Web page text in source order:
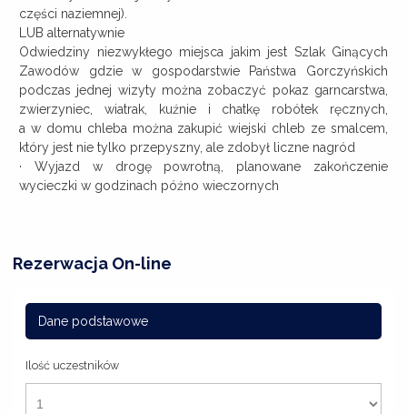
części naziemnej).
LUB alternatywnie
Odwiedziny niezwykłego miejsca jakim jest Szlak Ginących
Zawodów gdzie w gospodarstwie Państwa Gorczyńskich
podczas jednej wizyty można zobaczyć pokaz garncarstwa,
zwierzyniec, wiatrak, kuźnie i chatkę robótek ręcznych,
a w domu chleba można zakupić wiejski chleb ze smalcem,
który jest nie tylko przepyszny, ale zdobył liczne nagród
· Wyjazd w drogę powrotną, planowane zakończenie
wycieczki w godzinach późno wieczornych
Rezerwacja On-line
Dane podstawowe
Ilość uczestników